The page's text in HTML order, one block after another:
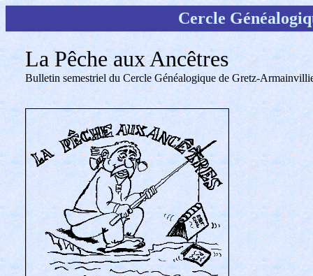
Cercle
La Pêche aux Ancêtres
Bulletin semestriel du Cercle Généalogique de Gretz-